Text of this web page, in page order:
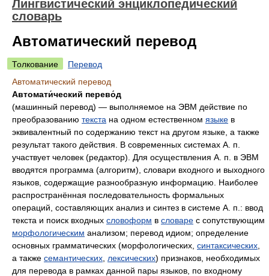
Лингвистический энциклопедический
словарь
Автоматический перевод
Толкование
Перевод
Автоматический перевод
Автомати́ческий перево́д
(машинный перевод) — выполняемое на ЭВМ действие по
преобразованию текста на одном естественном языке в
эквивалентный по содержанию текст на другом языке, а также
результат такого действия. В современных системах А. п.
участвует человек (редактор). Для осуществления А. п. в ЭВМ
вводятся программа (алгоритм), словари входного и выходного
языков, содержащие разнообразную информацию. Наиболее
распространённая последовательность формальных
операций, составляющих анализ и синтез в системе А. п.: ввод
текста и поиск входных словоформ в словаре с сопутствующим
морфологическим анализом; перевод идиом; определение
основных грамматических (морфологических, синтаксических
а также семантических лексических) признаков, необходимых
для перевода в рамках данной пары языков, по входному